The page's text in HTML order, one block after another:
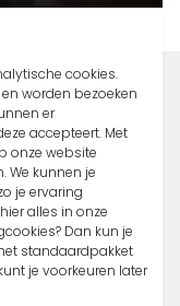
werkwijze is
aanpak verdeeld
productie
cookies.
worden bezoeken
er
accepteert. Met
onze website
We kunnen je
je ervaring
alles in onze
Dan kun je
standaardpakket
je voorkeuren later